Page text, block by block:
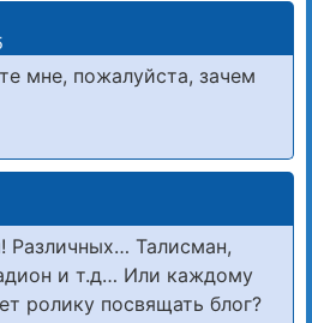
мне, пожалуйста, зачем
Различных… Талисман,
и т.д… Или каждому
ролику посвящать блог?